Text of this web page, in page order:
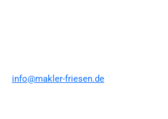
info@makler-friesen.de